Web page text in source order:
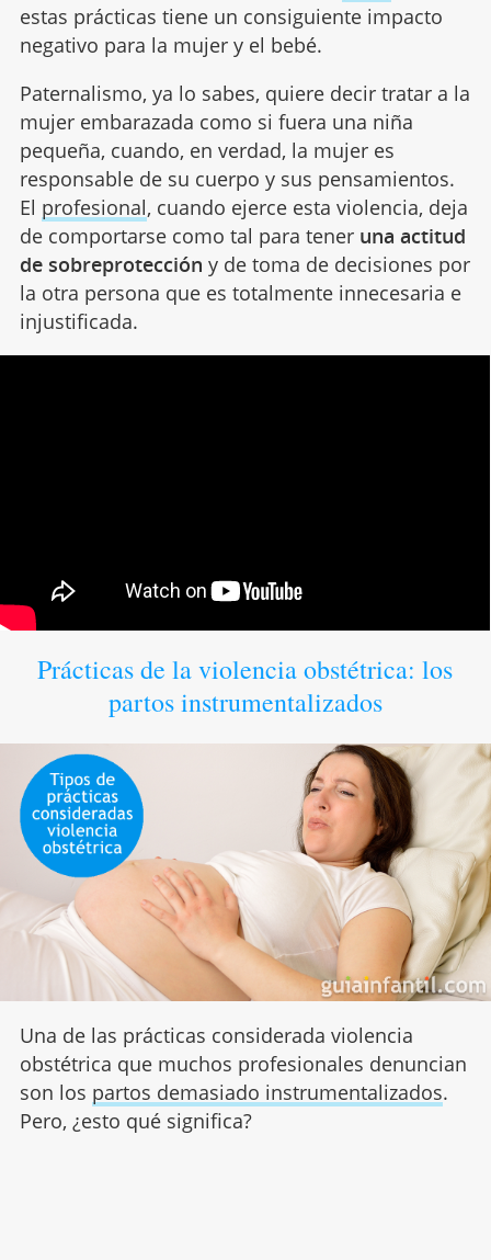
estas prácticas tiene un consiguiente impacto
negativo para la mujer y el bebé.
Paternalismo, ya lo sabes, quiere decir tratar a la
mujer embarazada como si fuera una niña
pequeña, cuando, en verdad, la mujer es
responsable de su cuerpo y sus pensamientos.
El profesional, cuando ejerce esta violencia, deja
de comportarse como tal para tener una actitud
de sobreprotección y de toma de decisiones por
la otra persona que es totalmente innecesaria e
injustificada.
Prácticas de la violencia obstétrica: los
partos instrumentalizados
Una de las prácticas considerada violencia
obstétrica que muchos profesionales denuncian
son los partos demasiado instrumentalizados.
Pero, ¿esto qué significa?